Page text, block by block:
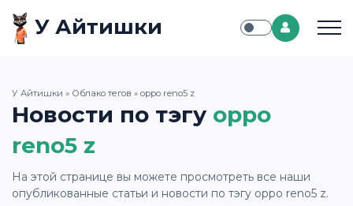
У Айтишки
У Айтишки » Облако тегов » oppo reno5 z
Новости по тэгу oppo
reno5 z
На этой странице вы можете просмотреть все наши
опубликованные статьи и новости по тэгу oppo reno5 z.